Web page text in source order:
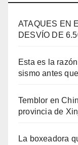
ATAQUES EN
DESVÍO DE
Esta es la
sismo antes
Temblor en
provincia de
La boxeadora